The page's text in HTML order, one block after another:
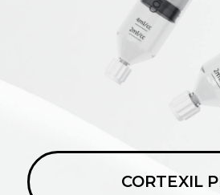
CORTEXIL PRP
восстановления тканей